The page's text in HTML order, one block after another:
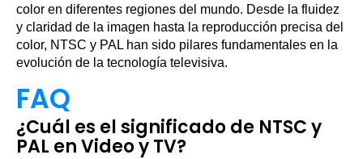
color en diferentes regiones del mundo. Desde la fluidez
y claridad de la imagen hasta la reproducción precisa del
color, NTSC y PAL han sido pilares fundamentales en la
evolución de la tecnología televisiva.
FAQ
¿Cuál es el significado de NTSC y
PAL en Video y TV?